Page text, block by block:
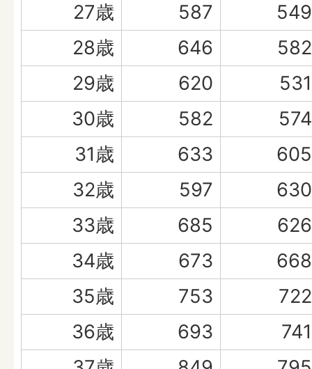
27歳
587
549
28歳
646
582
29歳
620
531
30歳
582
574
31歳
633
605
32歳
597
630
33歳
685
626
34歳
673
668
35歳
753
722
36歳
693
741